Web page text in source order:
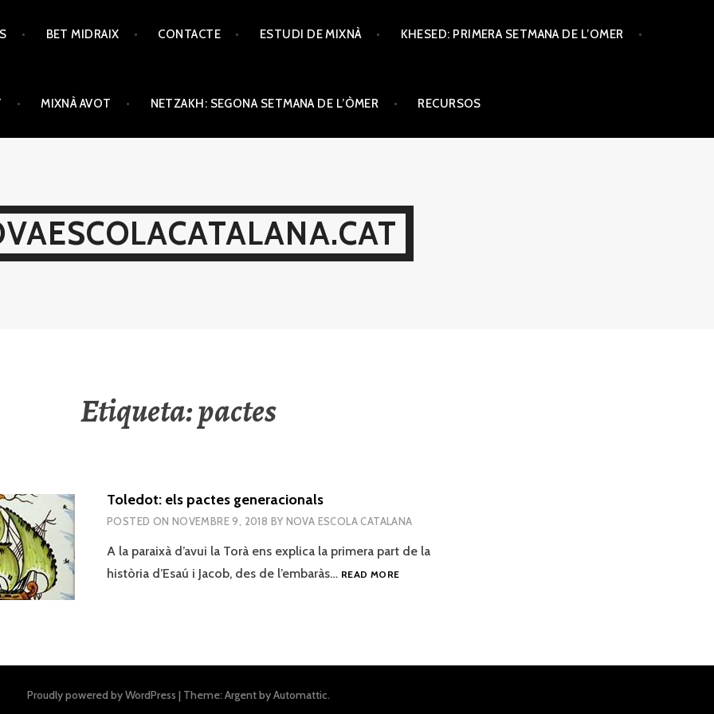
BET MIDRAIX CONTACTE ESTUDI DE MIXNÀ KHESED: PRIMERA SETMANA DE L’OMER
MIXNÀ AVOT NETZAKH: SEGONA SETMANA DE L’ÒMER RECURSOS
Etiqueta:pactes
Toledot: els pactes generacionals
POSTED ON NOVEMBRE 9, 2018 BY NOVA ESCOLA CATALANA
A la paraixà d’avui la Torà ens explica la primera part de la
història d’Esaú i Jacob, des de l’embaràs… READ MORETOLEDOT:
Proudly powered by WordPress | Theme: Argent byAutomattic.